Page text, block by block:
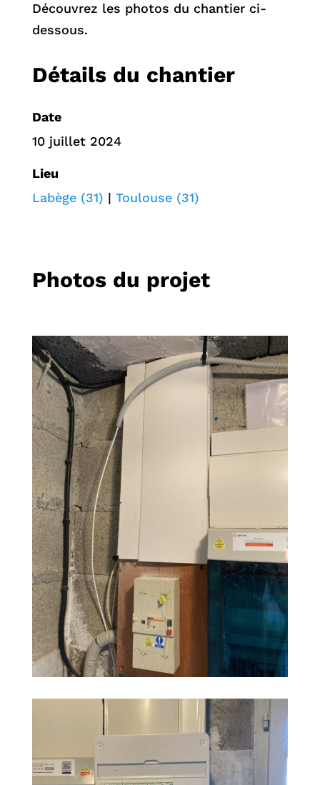
Découvrez les photos du chantier ci-
dessous.
Détails du chantier
Date
10 juillet 2024
Lieu
Labège (31) | Toulouse (31)
Photos du projet